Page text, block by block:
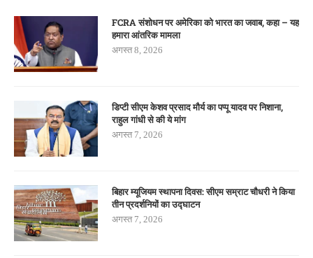
FCRA संशोधन पर अमेरिका को भारत का जवाब, कहा – यह
हमारा आंतरिक मामला
अगस्त 8, 2026
डिप्टी सीएम केशव प्रसाद मौर्य का पप्पू यादव पर निशाना,
राहुल गांधी से की ये मांग
अगस्त 7, 2026
बिहार म्यूजियम स्थापना दिवस: सीएम सम्राट चौधरी ने किया
तीन प्रदर्शनियों का उद्घाटन
अगस्त 7, 2026